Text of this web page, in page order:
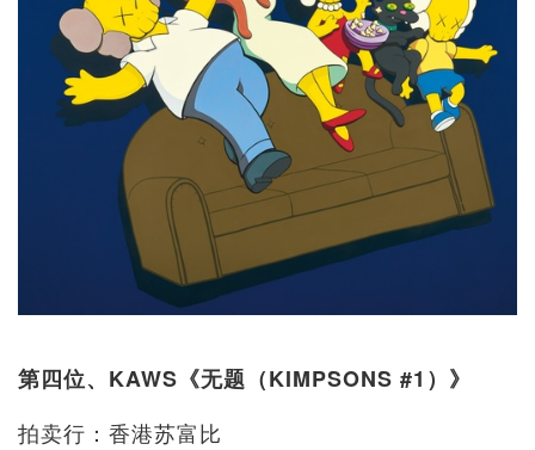
第四位、KAWS《无题（KIMPSONS #1）》
拍卖行：香港苏富比